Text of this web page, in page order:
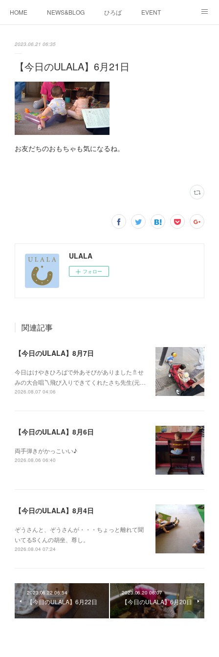
HOME NEWS&BLOG ひろば EVENT
2023.06.21 06:35
【今日のULALA】6月21日
お友だちのおもちゃも気になるね。
ULALA
フォロー
関連記事
【今日のULALA】8月7日
今日はけやきひろばで外あそびがありました🚿せ
みの大合唱〽飛び入りできてくれたさち先生(元…
2026.08.07 04:06
【今日のULALA】8月6日
両手弾きがかっこいい♪
2026.08.06 06:40
【今日のULALA】8月4日
ぞうさんと、ぞうさんが・・・ちょっと離れて聞
いてるSくんの胡坐、尊し。
2026.08.04 07:24
2023.06.22 06:54
【今日のULALA】6月22日
2023.06.20 06:07
【今日のULALA】6月20日